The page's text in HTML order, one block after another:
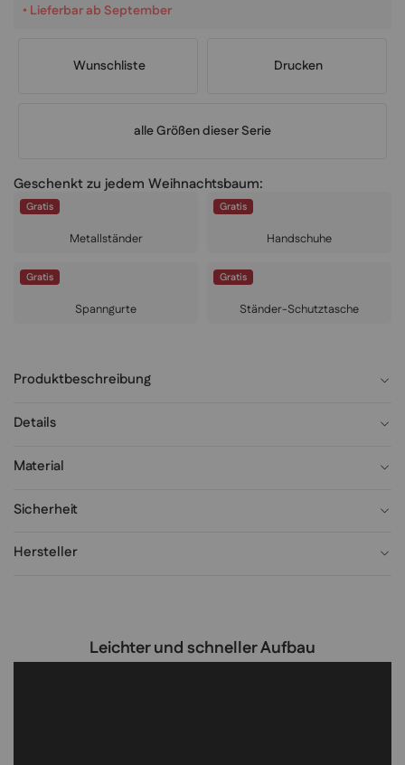
• Lieferbar ab September
Wunschliste Drucken
alle Größen dieser Serie
Geschenkt zu jedem Weihnachtsbaum:
Gratis
Metallständer
Gratis
Handschuhe
Gratis
Spanngurte
Gratis
Ständer-Schutztasche
Produktbeschreibung
Details
Material
Sicherheit
Hersteller
Leichter und schneller Aufbau